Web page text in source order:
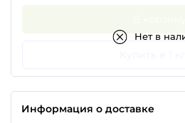
Нет в
Информация о доставке